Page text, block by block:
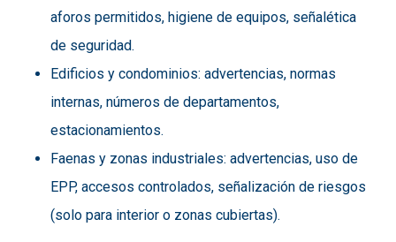
aforos permitidos, higiene de equipos, señalética
de seguridad.
Edificios y condominios: advertencias, normas
internas, números de departamentos,
estacionamientos.
Faenas y zonas industriales: advertencias, uso de
EPP, accesos controlados, señalización de riesgos
(solo para interior o zonas cubiertas).